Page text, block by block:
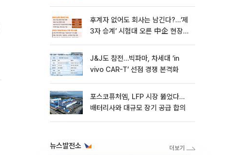
후계자 없어도 회사는 남긴다?…‘제
3자 승계’ 시험대 오른 中企 현장
J&J도 참전…빅파마, 차세대 ‘in
vivo CAR-T’ 선점 경쟁 본격화
포스코퓨처엠, LFP 시장 뚫었다…
배터리사와 대규모 장기 공급 합의
뉴스발전소